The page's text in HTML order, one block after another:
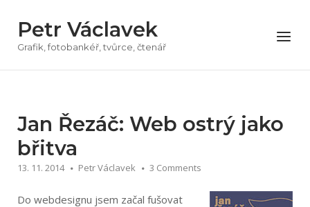
obsah
Petr Václavek
Grafik, fotobankéř, tvůrce, čtenář
Menu
Jan Řezáč: Web ostrý jako
břitva
13. 11. 2014 Petr Václavek 3 Comments
Do webdesignu jsem začal fušovat